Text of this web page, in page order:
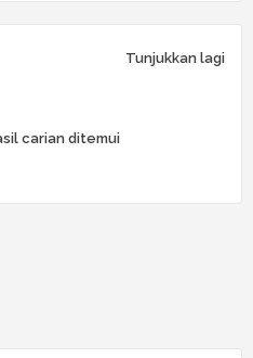
Tunjukkan lagi
carian ditemui